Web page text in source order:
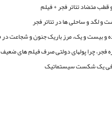
متضاد تئاتر فجر + فیلم
لگد و ساحلی ها در تئاتر فجر
و بیست و یک، مرز باریک جنون و شجاعت
فجر، چرا پولهای دولتی صرف فیلم های
یک شکست سیستماتیک